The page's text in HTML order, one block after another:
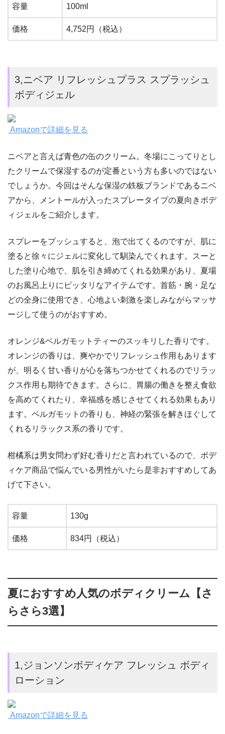
容量 100ml
価格 4,752円（税込）
3,ニベア リフレッシュプラス スプラッシュ
ボディジェル
Amazonで詳細を見る
ニベアと言えば青色の缶のクリーム。冬場にこってりとし
たクリームで保湿するのが定番という方も多いのではない
でしょうか。今回はそんな保湿の鉄板ブランドであるニベ
アから、メントールが入ったスプレータイプの夏向きボデ
ィジェルをご紹介します。
スプレーをプッシュすると、泡で出てくるのですが、肌に
塗ると徐々にジェルに変化して馴染んでくれます。スーと
した塗り心地で、肌を引き締めてくれる効果があり、夏場
のお風呂上りにピッタリなアイテムです。首筋・腕・足な
どの全身に使用でき、心地よい刺激を楽しみながらマッサ
ージして使うのがおすすめ。
オレンジ&ベルガモットティーのスッキリした香りです。
オレンジの香りは、爽やかでリフレッシュ作用もあります
が、明るく甘い香りが心を落ちつかせてくれるのでリラッ
クス作用も期待できます。さらに、胃腸の働きを整え食欲
を高めてくれたり、幸福感を感じさせてくれる効果もあり
ます。ベルガモットの香りも、神経の緊張を解きほぐして
くれるリラックス系の香りです。
柑橘系は男女問わず好む香りだと言われているので、ボデ
ィケア商品で悩んでいる男性がいたら是非おすすめしてあ
げて下さい。
容量 130g
価格 834円（税込）
夏におすすめ人気のボディクリーム【さ
らさら3選】
1,ジョンソンボディケア フレッシュ ボディ
ローション
Amazonで詳細を見る